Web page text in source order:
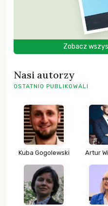
Zobacz
Nasi autorzy
OSTATNIO PUBLIKOWALI
Kuba Gogolewski Artur